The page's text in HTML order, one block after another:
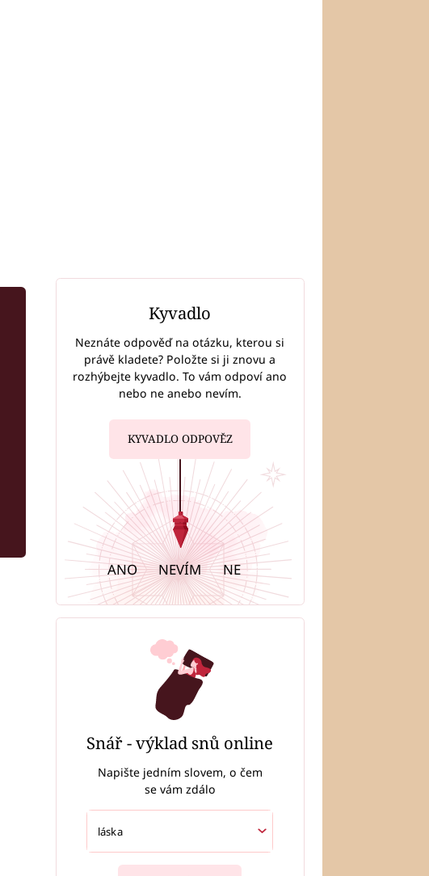
Kyvadlo
Neznáte odpověď na otázku, kterou si
právě kladete? Položte si ji znovu a
rozhýbejte kyvadlo. To vám odpoví ano
nebo ne anebo nevím.
KYVADLO ODPOVĚZ
ANO NEVÍM NE
Snář - výklad snů online
Napište jedním slovem, o čem
se vám zdálo